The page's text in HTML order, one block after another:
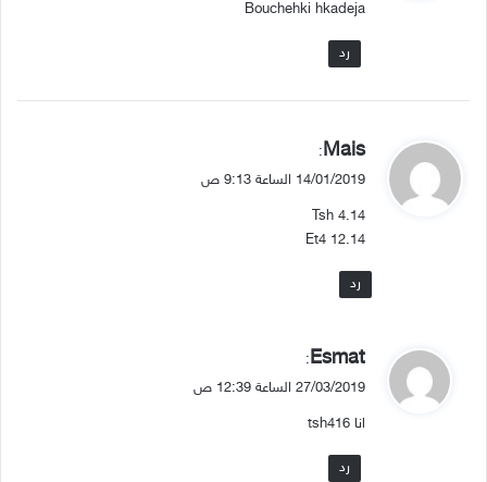
ل
Bouchehki hkadeja
رد
ي
ق
ل
Mais
:
14/01/2019 الساعة 9:13 ص
Tsh 4.14
Et4 12.14
رد
ي
ق
ل
Esmat
:
27/03/2019 الساعة 12:39 ص
انا tsh416
رد